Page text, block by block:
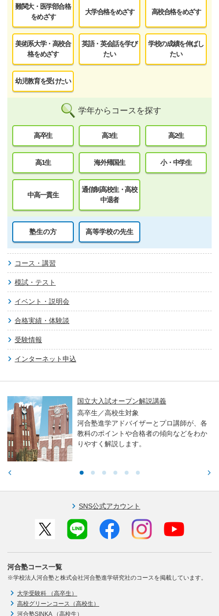
難関大・医学部合格
をめざす
大学合格をめざす 高校合格をめざす
美術系大学・高校合
格をめざす
英語・英会話を学び
たい
学校の成績を伸ばし
たい
幼児教育を受けたい
学年からコースを探す
高卒生 高3生 高2生
高1生 海外帰国生 小・中学生
中高一貫生
通信制高校生・高校
中退者
塾生の方 高等学校の先生
コース・講習
模試・テスト
イベント・説明会
合格実績・体験談
受験情報
インターネット申込
国立大入試オープン解説講義
高卒生／高校生対象
河合塾進学アドバイザーとプロ講師が、各
教科のポイントや合格者の傾向などをわか
りやすく解説します。
SNS公式アカウント
河合塾コース一覧
※学校法人河合塾と株式会社河合塾進学研究社のコースを掲載しています。
大学受験科 （高卒生）
高校グリーンコース（高校生）
河合塾SINKA （高校生）